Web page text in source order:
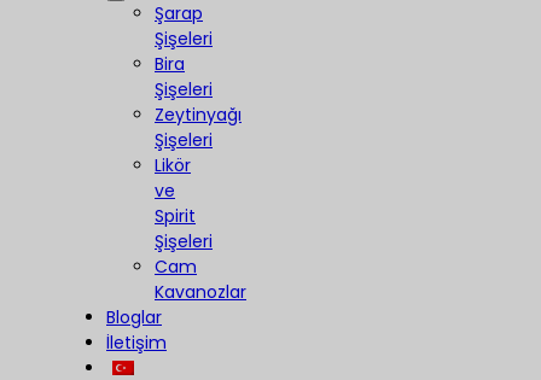
Şarap
Şişeleri
Bira
Şişeleri
Zeytinyağı
Şişeleri
Likör
ve
Spirit
Şişeleri
Cam
Kavanozlar
Bloglar
İletişim